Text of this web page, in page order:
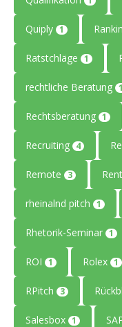
Quiply 1
Ratstchläge 1
rechtliche Beratung
Rechtsberatung 1
Recruiting 4
Remote 3
rheinalnd pitch 1
Rhetorik-Seminar 1
ROI 1 Rolex 1
RPitch 3
Salesbox 1